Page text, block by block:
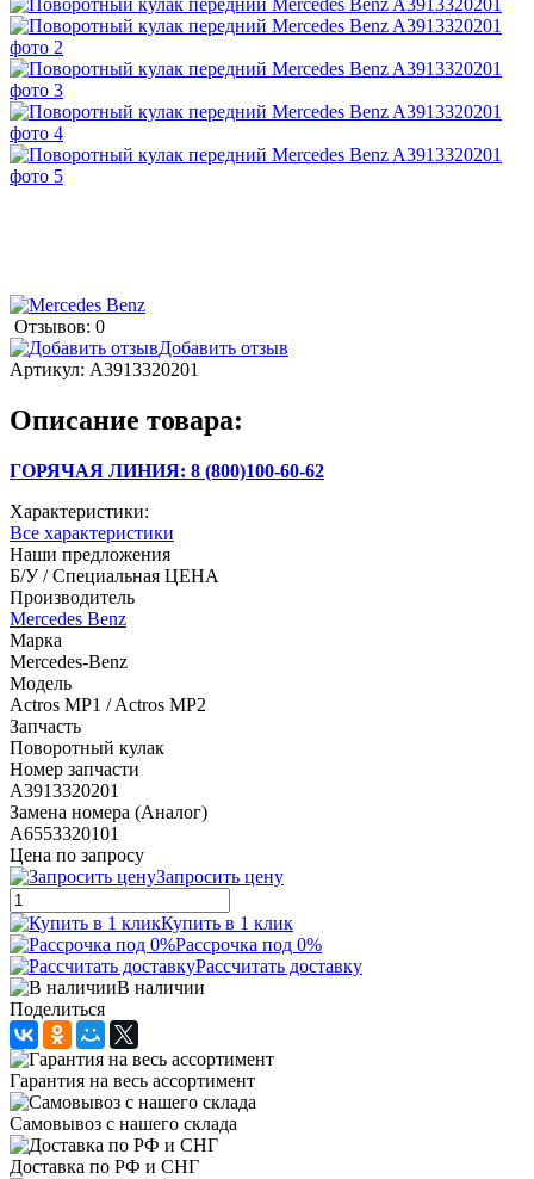
Отзывов: 0
Добавить отзыв
Артикул: A3913320201
Описание товара:
ГОРЯЧАЯ ЛИНИЯ: 8 (800)100-60-62
Характеристики:
Все характеристики
Наши предложения
Б/У / Специальная ЦЕНА
Производитель
Mercedes Benz
Марка
Mercedes-Benz
Модель
Actros MP1 / Actros MP2
Запчасть
Поворотный кулак
Номер запчасти
A3913320201
Замена номера (Аналог)
A6553320101
Цена по запросу
Запросить цену
Купить в 1 клик
Рассрочка под 0%
Рассчитать доставку
В наличии
Поделиться
Гарантия на весь ассортимент
Самовывоз с нашего склада
Доставка по РФ и СНГ